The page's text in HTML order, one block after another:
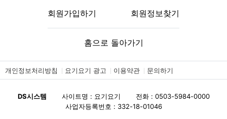
회원가입하기 회원정보찾기
홈으로 돌아가기
개인정보처리방침 요기요기 광고 이용약관 문의하기
DS시스템 사이트명 : 요기요기
전화 : 0503-5984-0000
사업자등록번호 : 332-18-01046